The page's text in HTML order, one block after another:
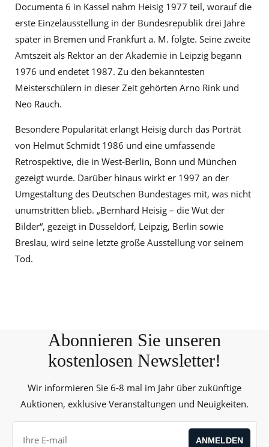
Documenta 6 in Kassel nahm Heisig 1977 teil, worauf die
erste Einzelausstellung in der Bundesrepublik drei Jahre
später in Bremen und Frankfurt a. M. folgte. Seine zweite
Amtszeit als Rektor an der Akademie in Leipzig begann
1976 und endetet 1987. Zu den bekanntesten
Meisterschülern in dieser Zeit gehörten Arno Rink und
Neo Rauch.
Besondere Popularität erlangt Heisig durch das Porträt
von Helmut Schmidt 1986 und eine umfassende
Retrospektive, die in West-Berlin, Bonn und München
gezeigt wurde. Darüber hinaus wirkt er 1997 an der
Umgestaltung des Deutschen Bundestages mit, was nicht
unumstritten blieb. „Bernhard Heisig – die Wut der
Bilder“, gezeigt in Düsseldorf, Leipzig, Berlin sowie
Breslau, wird seine letzte große Ausstellung vor seinem
Tod.
Abonnieren Sie unseren
kostenlosen Newsletter!
Wir informieren Sie 6-8 mal im Jahr über zukünftige
Auktionen, exklusive Veranstaltungen und Neuigkeiten.